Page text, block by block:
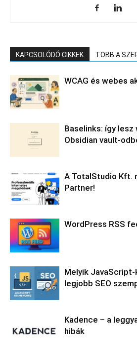
KAPCSOLÓDÓ CIKKEK TÖBB A
WCAG és webes
Baselinks: így lesz
Obsidian vault-
A TotalStudio Kft.
Partner!
WordPress RSS
Melyik
legjobb SEO
Kadence – a
hibák